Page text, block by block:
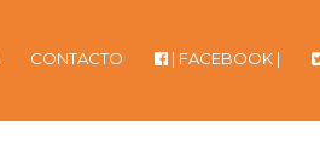
CONTACTO | FACEBOOK |